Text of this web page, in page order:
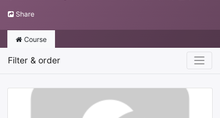
Share
Course
Filter & order